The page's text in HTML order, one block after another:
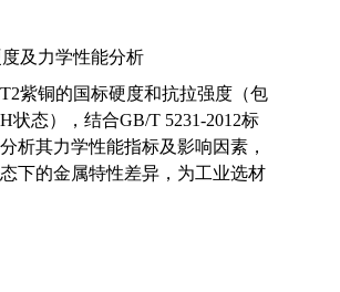
及力学性能分析
紫铜的国标硬度和抗拉强度（包
状态），结合GB/T 5231-2012标
析其力学性能指标及影响因素，
下的金属特性差异，为工业选材